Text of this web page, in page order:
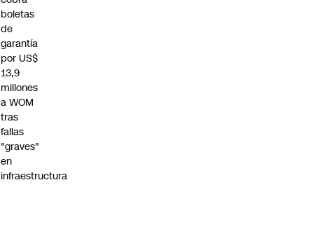
boletas
de
garantía
por US$
13,9
millones
a WOM
tras
fallas
"graves"
en
infraestructura